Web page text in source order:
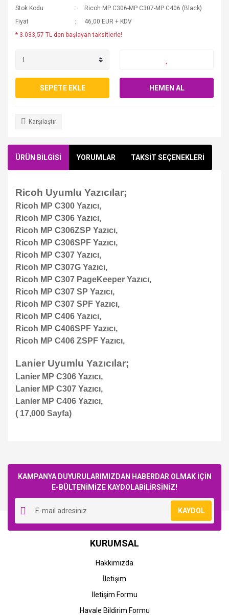
Stok Kodu
Ricoh MP C306-MP C307-MP C406 (Black)
Fiyat
46,00 EUR + KDV
* 3.033,57 TL den başlayan taksitlerle!
SEPETE EKLE HEMEN AL
Karşılaştır
ÜRÜN BİLGİSİ YORUMLAR TAKSİT SEÇENEKLERİ
Ricoh Uyumlu Yazıcılar;
Ricoh MP C300 Yazıcı,
Ricoh MP C306 Yazıcı,
Ricoh MP C306ZSP Yazıcı,
Ricoh MP C306SPF Yazıcı,
Ricoh MP C307 Yazıcı,
Ricoh MP C307G Yazıcı,
Ricoh MP C307 PageKeeper Yazıcı,
Ricoh MP C307 SP Yazıcı,
Ricoh MP C307 SPF Yazıcı,
Ricoh MP C406 Yazıcı,
Ricoh MP C406SPF Yazıcı,
Ricoh MP C406 ZSPF Yazıcı,
Lanier Uyumlu Yazıcılar;
Lanier MP C306 Yazıcı,
Lanier MP C307 Yazıcı,
Lanier MP C406 Yazıcı,
( 17,000 Sayfa)
KAMPANYA DUYURULARIMIZDAN HABERDAR OLMAK İÇİN
E-BÜLTENİMİZE KAYDOLABİLİRSİNİZ!
KAYDOL
KURUMSAL
Hakkımızda
İletişim
İletişim Formu
Havale Bildirim Formu